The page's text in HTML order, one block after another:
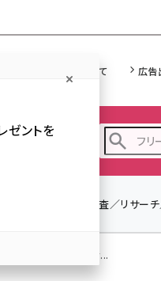
Web担について 広告
ト から探す
調査／リサー
OPEN SEOセ...
ゼントを